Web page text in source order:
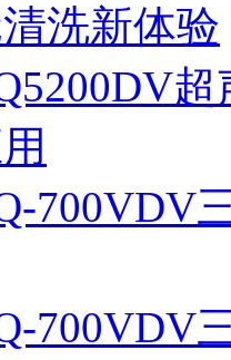
洗新体验
700VDV
700VDV